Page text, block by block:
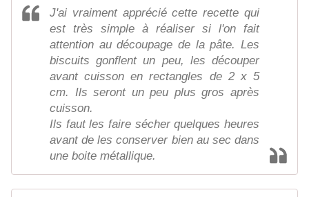
J'ai vraiment apprécié cette recette qui
est très simple à réaliser si l'on fait
attention au découpage de la pâte. Les
biscuits gonflent un peu, les découper
avant cuisson en rectangles de 2 x 5
cm. Ils seront un peu plus gros après
cuisson.
Ils faut les faire sécher quelques heures
avant de les conserver bien au sec dans
une boite métallique.